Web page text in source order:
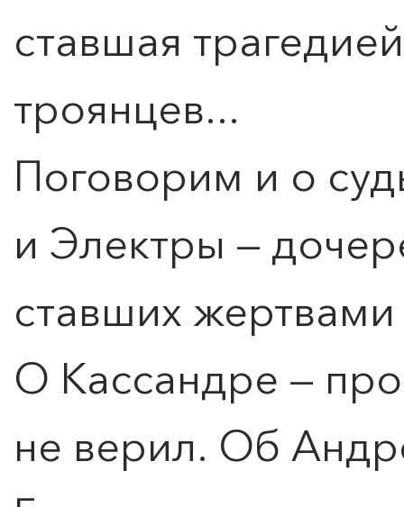
ставшая
троянцев...
Поговорим и о
и Электры —
ставших
О Кассандре —
не верил. Об